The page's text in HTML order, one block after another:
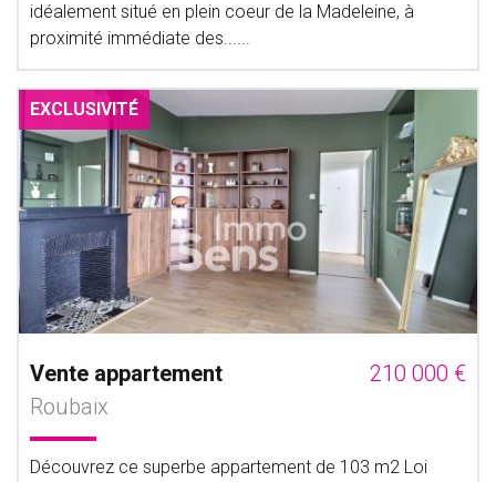
idéalement situé en plein coeur de la Madeleine, à
proximité immédiate des......
EXCLUSIVITÉ
Vente appartement
210 000 €
Roubaix
Découvrez ce superbe appartement de 103 m2 Loi